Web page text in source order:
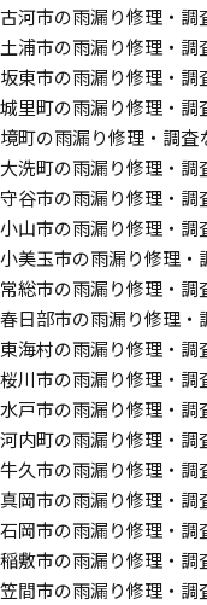
古河市の雨漏り修理・調
土浦市の雨漏り修理・
坂東市の雨漏り修理・
城里町の雨漏り修理・調
境町の雨漏り修理・調
大洗町の雨漏り修理・
守谷市の雨漏り修理・調
小山市の雨漏り修理・調
小美玉市の雨漏り修理・
常総市の雨漏り修理・
春日部市の雨漏り修理・
東海村の雨漏り修理・
桜川市の雨漏り修理・調
水戸市の雨漏り修理・調
河内町の雨漏り修理・調
牛久市の雨漏り修理・調
真岡市の雨漏り修理・調
石岡市の雨漏り修理・調
稲敷市の雨漏り修理・調
笠間市の雨漏り修理・調